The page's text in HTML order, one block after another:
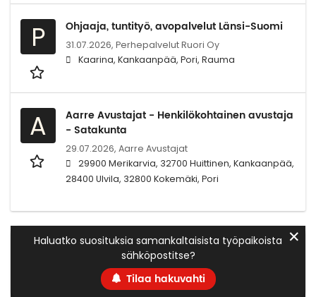
P Ohjaaja, tuntityö, avopalvelut Länsi-Suomi
31.07.2026, Perhepalvelut Ruori Oy
Kaarina, Kankaanpää, Pori, Rauma
A
Aarre Avustajat - Henkilökohtainen avustaja
- Satakunta
29.07.2026, Aarre Avustajat
29900 Merikarvia, 32700 Huittinen, Kankaanpää,
28400 Ulvila, 32800 Kokemäki, Pori
Haluatko suosituksia samankaltaisista työpaikoista
sähköpostitse?
Tilaa hakuvahti
✕